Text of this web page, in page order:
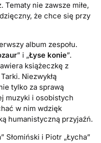
Tematy nie zawsze miłe,
że chce się przy
album zespołu.
” i „Łyse konie”.
książeczkę z
Niezwykłą
tylko za sprawą
muzyki i osobistych
w nim wdzięk
humanistyczną przyjaźń.
Słomiński i Piotr „Łycha”